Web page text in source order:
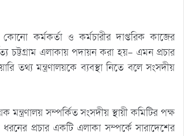
কর্মকর্তা ও কর্মচারীর দাপ্তরিক কাজের
চট্টগ্রাম এলাকায় পদায়ন করা হয়- এমন প্রচার
তথ্য মন্ত্রণালয়কে ব্যবস্থা নিতে বলে সংসদীয়
মন্ত্রণালয় সম্পর্কিত সংসদীয় স্থায়ী কমিটির পক্ষ
প্রচার একটি এলাকা সম্পর্কে সারাদেশের